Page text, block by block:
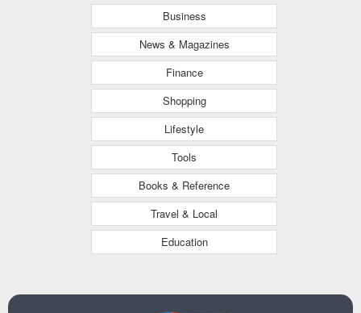
Business
News & Magazines
Finance
Shopping
Lifestyle
Tools
Books & Reference
Travel & Local
Education